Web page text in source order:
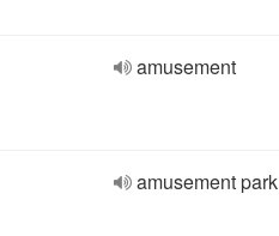
amusement
amusement park